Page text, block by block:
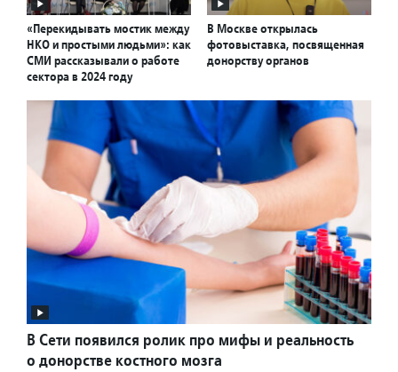
«Перекидывать мостик между
НКО и простыми людьми»: как
СМИ рассказывали о работе
сектора в 2024 году
В Москве открылась
фотовыставка, посвященная
донорству органов
В Сети появился ролик про мифы и реальность
о донорстве костного мозга